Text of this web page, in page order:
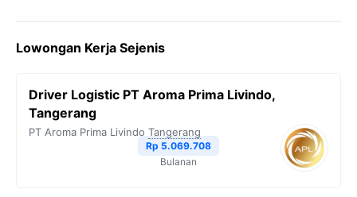
Lowongan Kerja Sejenis
Driver Logistic PT Aroma Prima Livindo,
Tangerang
PT Aroma Prima Livindo Tangerang
Rp 5.069.708
Bulanan